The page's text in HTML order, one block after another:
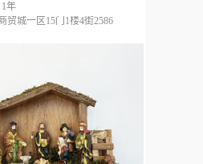
1年
贸城一区15门1楼4街2586